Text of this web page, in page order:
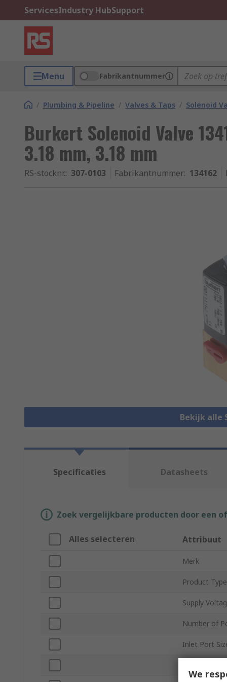
ServicesIndustry HubSupport
Menu Fabrikantnummer
/ Plumbing & Pipeline / Valves & Taps / Solenoid
Burkert Solenoid Valve
3.18 mm, 3.18 mm
RS-stocknr.: 307-0103 Fabrikantnummer: 134162
Bekijk alle
Specificaties Datasheets
Zoek vergelijkbare producten door een
Alles selecteren Attribuut
Merk
Product Type
Supply
Number of
Inlet Port
We